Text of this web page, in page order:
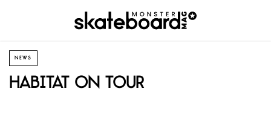
NEWS
Habitat on Tour